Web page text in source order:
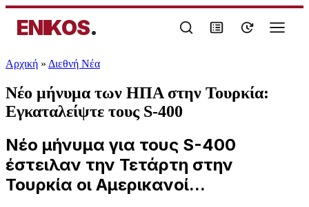
ENIKOS.
Αρχική » Διεθνή Νέα
Νέο μήνυμα των ΗΠΑ στην Τουρκία:
Εγκαταλείψτε τους S-400
Νέο μήνυμα για τους S-400
έστειλαν την Τετάρτη στην
Τουρκία οι Αμερικανοί...